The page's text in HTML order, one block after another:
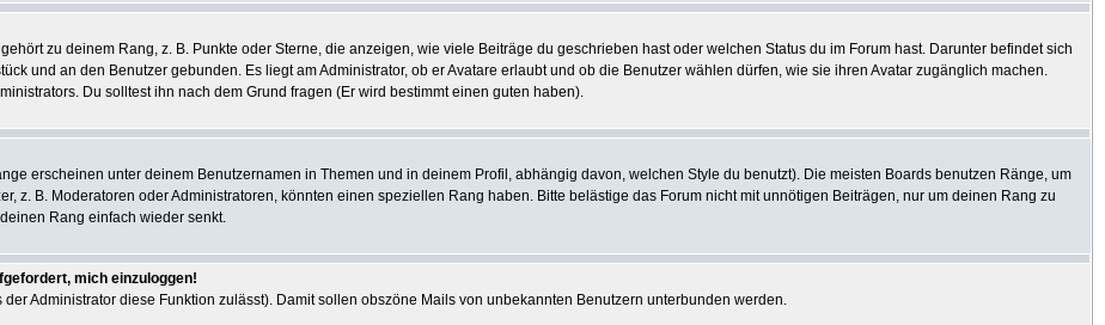
zu deinem Rang, z. B. Punkte oder Sterne, die anzeigen, wie viele Beiträge du geschrieben hast oder welchen Status du im Forum hast. Darunter befindet sich
und an den Benutzer gebunden. Es liegt am Administrator, ob er Avatare erlaubt und ob die Benutzer wählen dürfen, wie sie ihren Avatar zugänglich machen.
Du solltest ihn nach dem Grund fragen (Er wird bestimmt einen guten haben).
erscheinen unter deinem Benutzernamen in Themen und in deinem Profil, abhängig davon, welchen Style du benutzt). Die meisten Boards benutzen Ränge, um
z. B. Moderatoren oder Administratoren, könnten einen speziellen Rang haben. Bitte belästige das Forum nicht mit unnötigen Beiträgen, nur um deinen Rang zu
Rang einfach wieder senkt.
mich einzuloggen!
Administrator diese Funktion zulässt). Damit sollen obszöne Mails von unbekannten Benutzern unterbunden werden.